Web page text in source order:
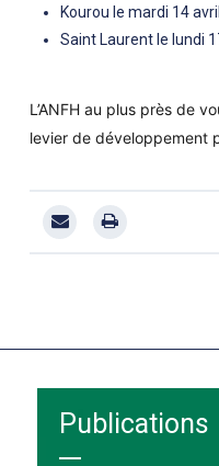
Kourou le mardi 14
Saint Laurent le lundi
L’ANFH au plus près de
levier de développement
Publications